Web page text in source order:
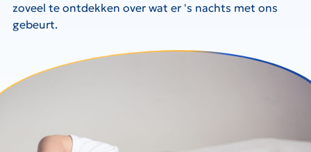
zoveel te ontdekken over wat er 's nachts met ons
gebeurt.